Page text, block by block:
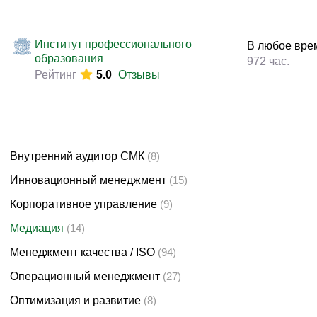
Институт профессионального
образования
Рейтинг
5.0 Отзывы
В любое
972 час.
Внутренний аудитор СМК (8)
Инновационный менеджмент (15)
Корпоративное управление (9)
Медиация (14)
Менеджмент качества / ISO (94)
Операционный менеджмент (27)
Оптимизация и развитие (8)